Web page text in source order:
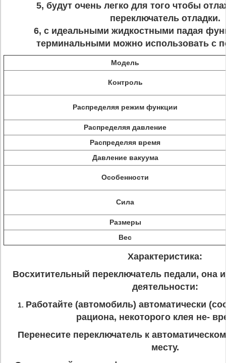
5, будут очень легко для того чтобы
переключатель отладки.
6, с идеальными жидкостными падая
терминальными можно использовать с
Модель
Контроль
Распределяя режим функции
Распределяя давление
Распределяя время
Давление вакуума
Особенности
Сила
Размеры
Вес
Характеристика:
Восхитительный переключатель педали, она
деятельности:
1. Работайте (автомобиль) автоматически
рациона, некоторого клея не-
Перенесите переключатель к
месту.